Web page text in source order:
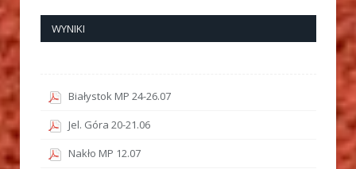
WYNIKI
Białystok MP 24-26.07
Jel. Góra 20-21.06
Nakło MP 12.07